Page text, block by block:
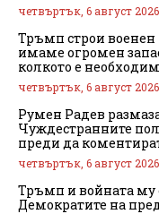
четвъртък, 6 август 2026
Тръмп строи
имаме огромен
колкото е
четвъртък, 6 август 2026
Румен Радев
Чуждестранните
преди да
четвъртък, 6 август 2026
Тръмп и войната му
Демократите на